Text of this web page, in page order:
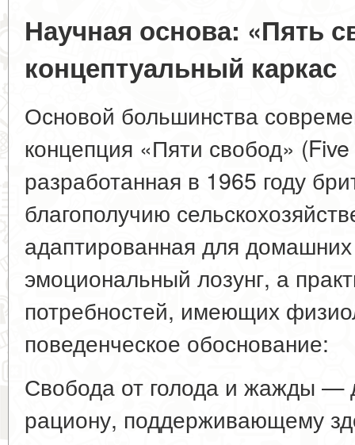
Научная основа: «Пять
концептуальный каркас
Основой большинства
концепция «Пяти свобод»
разработанная в 1965 году
благополучию
адаптированная для
эмоциональный лозунг, а
потребностей, имеющих
поведенческое обоснование:
Свобода от голода и жажды —
рациону, поддерживающему